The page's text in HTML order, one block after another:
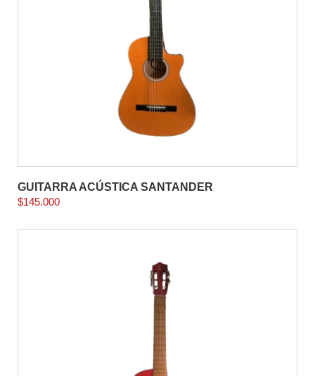
GUITARRA ACÚSTICA SANTANDER
$145.000